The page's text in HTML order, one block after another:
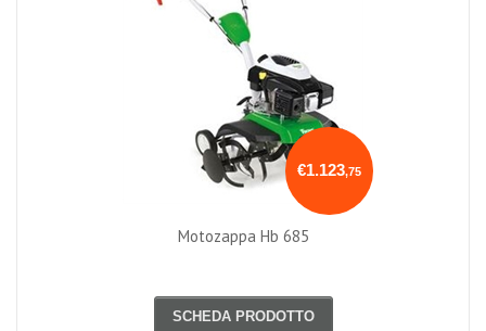
€1.123,75
Motozappa Hb 685
SCHEDA PRODOTTO